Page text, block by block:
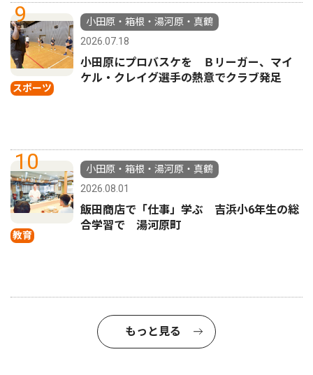
9
スポーツ
小田原・箱根・湯河原・真鶴
2026.07.18
小田原にプロバスケを Ｂリーガー、マイ
ケル・クレイグ選手の熱意でクラブ発足
10
教育
小田原・箱根・湯河原・真鶴
2026.08.01
飯田商店で「仕事」学ぶ 吉浜小6年生の総
合学習で 湯河原町
もっと見る